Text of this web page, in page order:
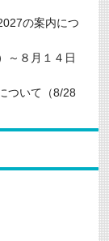
の案内につ
～８月１４日
ついて（8/28